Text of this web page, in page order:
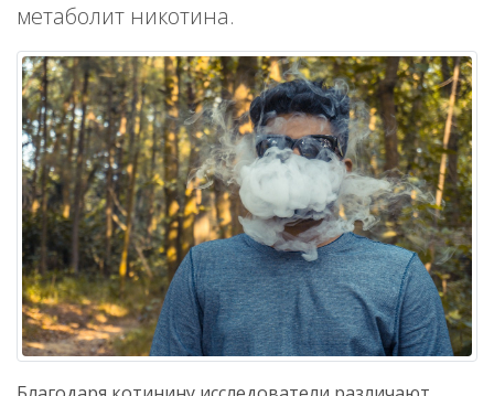
метаболит никотина.